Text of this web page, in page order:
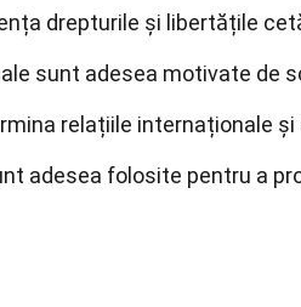
drepturile și libertățile
sunt adesea motivate de
relațiile internaționale
adesea folosite pentru a